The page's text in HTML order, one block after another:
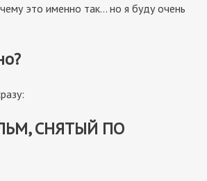
это именно так… но я буду очень
СНЯТЫЙ ПО